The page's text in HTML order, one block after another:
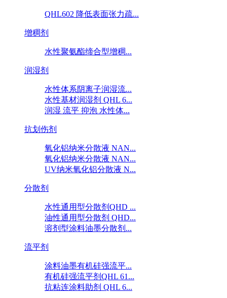
QHL602 降低表面张力疏...
增稠剂
水性聚氨酯缔合型增稠...
润湿剂
水性体系阴离子润湿流...
水性基材润湿剂 QHL 6...
润湿 流平 抑泡 水性体...
抗划伤剂
氧化铝纳米分散液 NAN...
氧化铝纳米分散液 NAN...
UV纳米氧化铝分散液 N...
分散剂
水性通用型分散剂QHD ...
油性通用型分散剂 QHD...
溶剂型涂料油墨分散剂...
流平剂
涂料油墨有机硅强流平...
有机硅强流平剂QHL 61...
抗粘连涂料助剂 QHL 6...